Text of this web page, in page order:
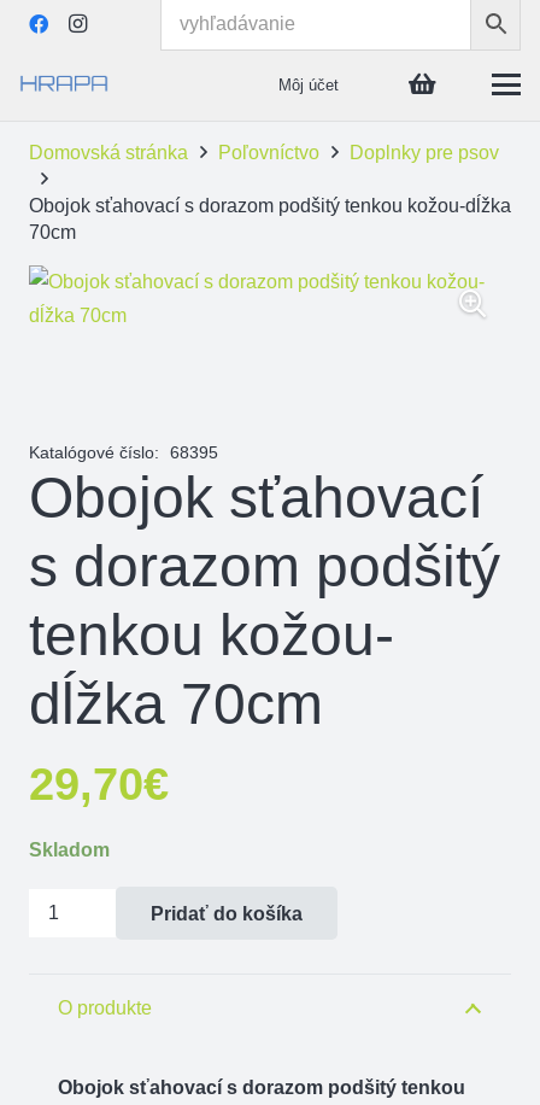
Môj účet
Domovská stránka Poľovníctvo Doplnky pre psov
Obojok sťahovací s dorazom podšitý tenkou kožou-dĺžka
70cm
Katalógové číslo: 68395
Obojok sťahovací
s dorazom podšitý
tenkou kožou-
dĺžka 70cm
29,70€
Skladom
množstvo
Pridať do košíka
O produkte
Obojok sťahovací s dorazom podšitý tenkou